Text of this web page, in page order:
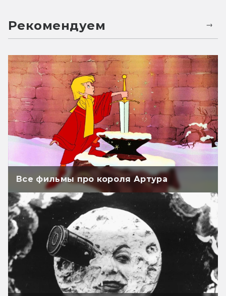
Рекомендуем
Все фильмы про короля Артура